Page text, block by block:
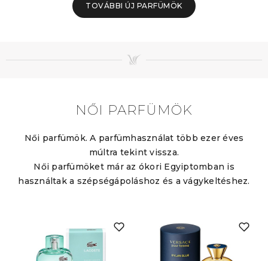
TOVÁBBI ÚJ PARFÜMÖK
NŐI PARFÜMÖK
Női parfümök. A parfümhasználat több ezer éves
múltra tekint vissza.
Női parfümöket már az ókori Egyiptomban is
használtak a szépségápoláshoz és a vágykeltéshez.